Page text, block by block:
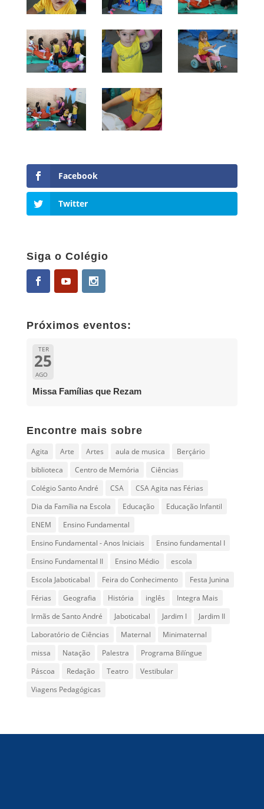
Facebook
Twitter
Siga o Colégio
Próximos eventos:
TER
25
AGO
Missa Famílias que Rezam
Encontre mais sobre
Agita Arte Artes aula de musica
Berçário
biblioteca
Centro de Memória
Ciências
Colégio Santo André
CSA
CSA Agita nas Férias
Dia da Família na Escola
Educação
Educação Infantil
ENEM
Ensino Fundamental
Ensino Fundamental - Anos Iniciais
Ensino fundamental I
Ensino Fundamental II
Ensino Médio
escola
Escola Jaboticabal
Feira do Conhecimento
Festa Junina
Férias
Geografia História inglês
Integra Mais
Irmãs de Santo André
Jaboticabal Jardim I
Jardim II
Laboratório de Ciências
Maternal
Minimaternal
missa
Natação Palestra
Programa Bilíngue
Páscoa
Redação Teatro
Vestibular
Viagens Pedagógicas